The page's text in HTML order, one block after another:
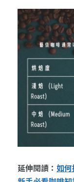
延伸閱讀： 如